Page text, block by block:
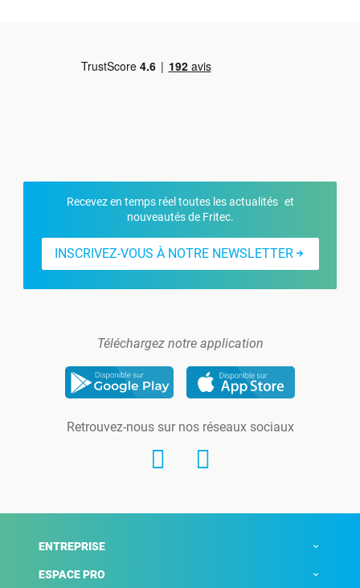
Recevez en temps réel toutes les actualités et
nouveautés de Fritec.
INSCRIVEZ-VOUS À NOTRE NEWSLETTER
Téléchargez notre application
Retrouvez-nous sur nos réseaux sociaux
ENTREPRISE
ESPACE PRO